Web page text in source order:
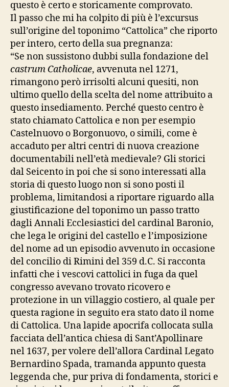
questo è certo e storicamente comprovato.
Il passo che mi ha colpito di più è l’excursus
sull’origine del toponimo “Cattolica” che riporto
per intero, certo della sua pregnanza:
“Se non sussistono dubbi sulla fondazione del
castrum Catholicae, avvenuta nel 1271,
rimangono però irrisolti alcuni quesiti, non
ultimo quello della scelta del nome attribuito a
questo insediamento. Perché questo centro è
stato chiamato Cattolica e non per esempio
Castelnuovo o Borgonuovo, o simili, come è
accaduto per altri centri di nuova creazione
documentabili nell’età medievale? Gli storici
dal Seicento in poi che si sono interessati alla
storia di questo luogo non si sono posti il
problema, limitandosi a riportare riguardo alla
giustificazione del toponimo un passo tratto
dagli Annali Ecclesiastici del cardinal Baronio,
che lega le origini del castello e l’imposizione
del nome ad un episodio avvenuto in occasione
del concilio di Rimini del 359 d.C. Si racconta
infatti che i vescovi cattolici in fuga da quel
congresso avevano trovato ricovero e
protezione in un villaggio costiero, al quale per
questa ragione in seguito era stato dato il nome
di Cattolica. Una lapide apocrifa collocata sulla
facciata dell’antica chiesa di Sant’Apollinare
nel 1637, per volere dell’allora Cardinal Legato
Bernardino Spada, tramanda appunto questa
leggenda che, pur priva di fondamenta, storici e